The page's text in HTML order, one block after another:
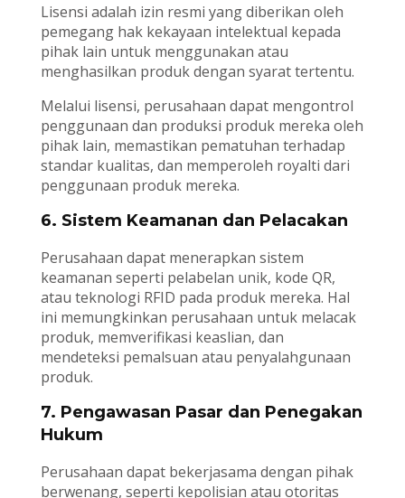
Lisensi adalah izin resmi yang diberikan oleh
pemegang hak kekayaan intelektual kepada
pihak lain untuk menggunakan atau
menghasilkan produk dengan syarat tertentu.
Melalui lisensi, perusahaan dapat mengontrol
penggunaan dan produksi produk mereka oleh
pihak lain, memastikan pematuhan terhadap
standar kualitas, dan memperoleh royalti dari
penggunaan produk mereka.
6. Sistem Keamanan dan Pelacakan
Perusahaan dapat menerapkan sistem
keamanan seperti pelabelan unik, kode QR,
atau teknologi RFID pada produk mereka. Hal
ini memungkinkan perusahaan untuk melacak
produk, memverifikasi keaslian, dan
mendeteksi pemalsuan atau penyalahgunaan
produk.
7. Pengawasan Pasar dan Penegakan
Hukum
Perusahaan dapat bekerjasama dengan pihak
berwenang, seperti kepolisian atau otoritas